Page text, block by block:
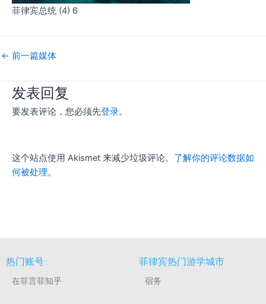
菲律宾总统 (4) 6
← 前一篇媒体
发表回复
要发表评论，您必须先登录。
这个站点使用 Akismet 来减少垃圾评论。 了解你的评论数据如
何被处理。
热门账号
在菲言菲知乎
菲律宾热门游学城市
宿务